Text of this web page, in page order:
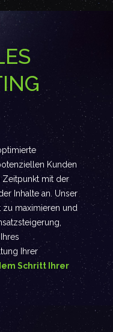
Kunden
Zeitpunkt mit der
Inhalte an. Unser
zu maximieren und
Ihrer
Schritt Ihrer